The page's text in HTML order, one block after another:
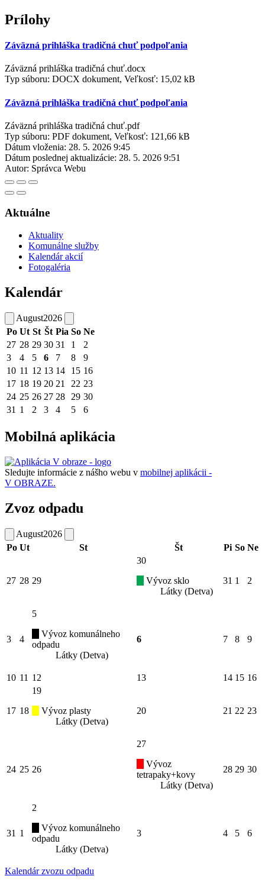
Prílohy
Záväzná prihláška tradičná chuť podpoľania
Záväzná prihláška tradičná chuť.docx
Typ súboru: DOCX dokument, Veľkosť: 15,02 kB
Záväzná prihláška tradičná chuť podpoľania
Záväzná prihláška tradičná chuť.pdf
Typ súboru: PDF dokument, Veľkosť: 121,66 kB
Dátum vloženia: 28. 5. 2026 9:45
Dátum poslednej aktualizácie: 28. 5. 2026 9:51
Autor: Správca Webu
Aktuálne
Aktuality
Komunálne služby
Kalendár akcií
Fotogaléria
Kalendár
August2026
Po Ut St Št Pia So Ne
27 28 29 30 31 1
2
3
4 5 6 7 8
9
10 11 12 13 14 15 16
17 18 19 20 21 22 23
24 25 26 27 28 29 30
31 1 2 3 4 5 6
Mobilná aplikácia
Sledujte informácie z nášho webu v mobilnej aplikácii -
V OBRAZE.
Zvoz odpadu
August2026
Po Ut St Št Pi So Ne
27 28 29
30
Vývoz sklo
Látky (Detva)
31 1 2
3 4
5
Vývoz komunálneho
odpadu
Látky (Detva)
6 7 8 9
10 11 12 13 14 15 16
17 18
19
Vývoz plasty
Látky (Detva)
20 21 22 23
24 25 26
27
Vývoz
tetrapaky+kovy
Látky (Detva)
28 29 30
31 1
2
Vývoz komunálneho
odpadu
Látky (Detva)
3 4 5 6
Kalendár zvozu odpadu